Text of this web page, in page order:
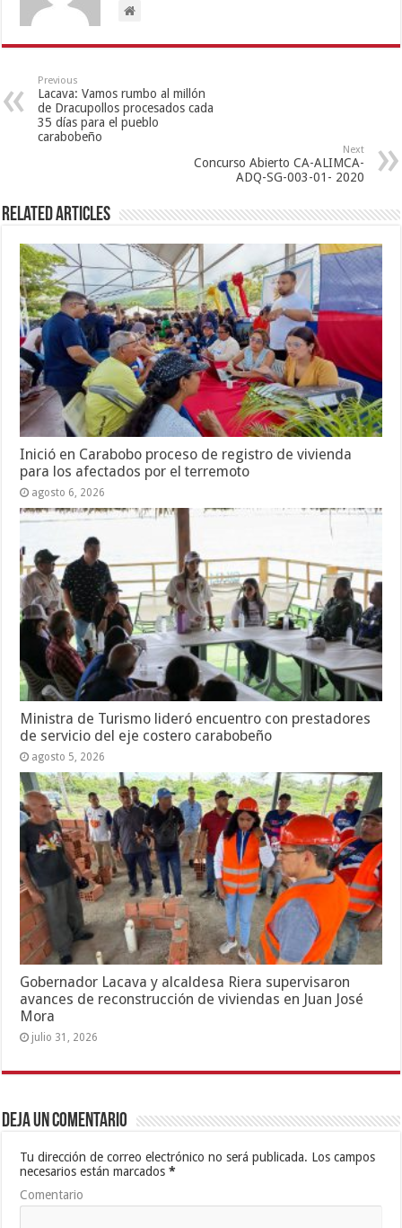
Previous
Lacava: Vamos rumbo al millón
de Dracupollos procesados cada
35 días para el pueblo
carabobeño
Next
Concurso Abierto CA-ALIMCA-
ADQ-SG-003-01- 2020
Related Articles
Inició en Carabobo proceso de registro de vivienda
para los afectados por el terremoto
agosto 6, 2026
Ministra de Turismo lideró encuentro con prestadores
de servicio del eje costero carabobeño
agosto 5, 2026
Gobernador Lacava y alcaldesa Riera supervisaron
avances de reconstrucción de viviendas en Juan José
Mora
julio 31, 2026
Deja un comentario
Tu dirección de correo electrónico no será publicada. Los campos
necesarios están marcados*
Comentario